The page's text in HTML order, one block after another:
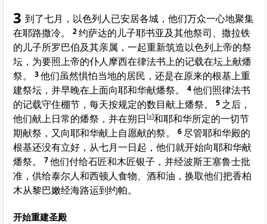
3 到了七月，以色列人已安居各城，他们万众一心地聚集
在耶路撒冷。
2约萨达的儿子耶书亚及其他祭司、撒拉铁
的儿子所罗巴伯及其亲属，一起重新筑造以色列上帝的祭
坛，为要照上帝的仆人摩西在律法书上的记载在坛上献燔
祭。
3他们虽然惧怕当地的居民，还是在原来的根基上重
建祭坛，并早晚在上面向耶和华献燔祭。
4他们照律法书
的记载守住棚节，每天按规定的数目献上燔祭。
5 之后，
他们献上日常的燔祭，并在朔日[a]和耶和华所定的一切节
期献祭，又向耶和华献上自愿献的祭。
6尽管耶和华殿的
根基还没有立好，从七月一日起，他们就开始向耶和华献
燔祭。
7他们付给石匠和木匠银子，并经波斯王塞鲁士批
准，供给泰尔人和西顿人食物、酒和油，换取他们把香柏
木从黎巴嫩经海路运到约帕。
开始重建圣殿